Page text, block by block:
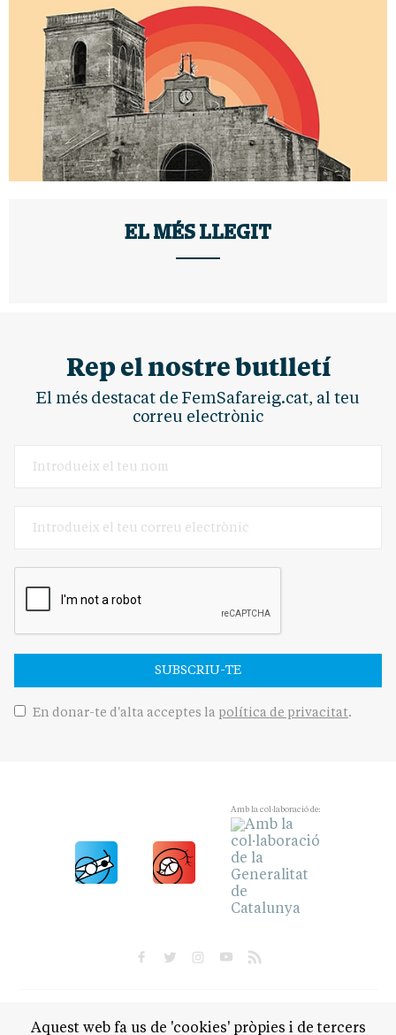
EL MÉS LLEGIT
Rep el nostre butlletí
El més destacat de FemSafareig.cat, al teu
correu electrònic
SUBSCRIU-TE
En donar-te d'alta acceptes la política de privacitat.
Amb la col·laboració de:
POLÍTICA CULTURA SOCIETAT
ESPORTS
Aquest web fa us de 'cookies' pròpies i de tercers